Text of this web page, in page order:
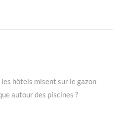
hôtels misent sur le gazon
autour des piscines ?